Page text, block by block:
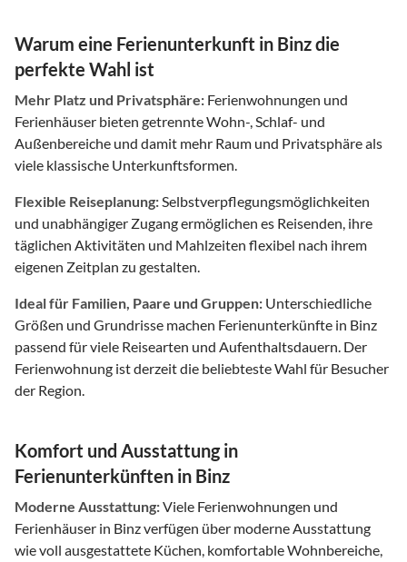
Warum eine Ferienunterkunft in Binz die
perfekte Wahl ist
Mehr Platz und Privatsphäre: Ferienwohnungen und
Ferienhäuser bieten getrennte Wohn-, Schlaf- und
Außenbereiche und damit mehr Raum und Privatsphäre als
viele klassische Unterkunftsformen.
Flexible Reiseplanung:Selbstverpflegungsmöglichkeiten
und unabhängiger Zugang ermöglichen es Reisenden, ihre
täglichen Aktivitäten und Mahlzeiten flexibel nach ihrem
eigenen Zeitplan zu gestalten.
Ideal für Familien, Paare und Gruppen: Unterschiedliche
Größen und Grundrisse machen Ferienunterkünfte in Binz
passend für viele Reisearten und Aufenthaltsdauern. Der
Ferienwohnung ist derzeit die beliebteste Wahl für Besucher
der Region.
Komfort und Ausstattung in
Ferienunterkünften in Binz
Moderne Ausstattung:Viele Ferienwohnungen und
Ferienhäuser in Binz verfügen über moderne Ausstattung
wie voll ausgestattete Küchen, komfortable Wohnbereiche,